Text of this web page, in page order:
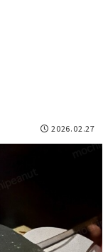
2026.02.27